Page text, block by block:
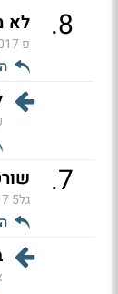
8
. לא
פ
7
. גל5